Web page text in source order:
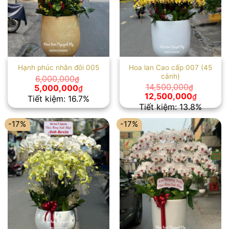
Hạnh phúc nhân đôi 005
6,000,000₫
Giá
gốc
là:
6,000,000₫.
5,000,000₫Giá
hiện
tại
là:
5,000,000₫.
Tiết kiệm: 16.7%
Hoa lan Cao cấp 007 (45
cành)
14,500,000₫
Giá
gốc
là:
14,500,000₫.
12,500,000₫Giá
hiện
tại
là:
Tiết kiệm: 13.8%
-17% -17%